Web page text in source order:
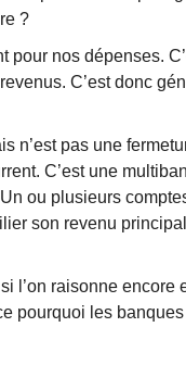
?
pour nos dépenses.
C’est donc
n’est pas une
C’est une
ou plusieurs
son revenu
l’on raisonne encore
pourquoi les